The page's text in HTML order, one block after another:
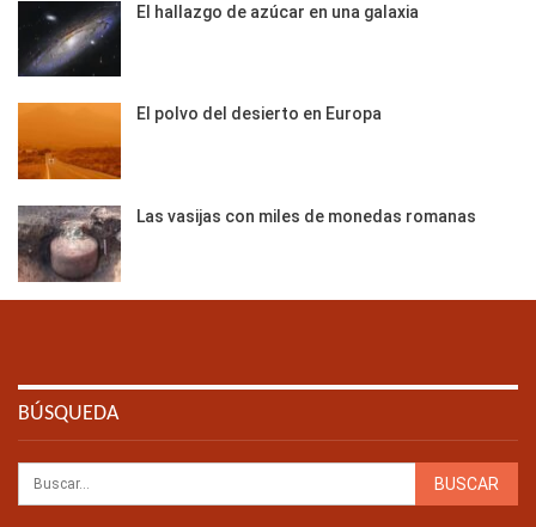
El hallazgo de azúcar en una galaxia
El polvo del desierto en Europa
Las vasijas con miles de monedas romanas
BÚSQUEDA